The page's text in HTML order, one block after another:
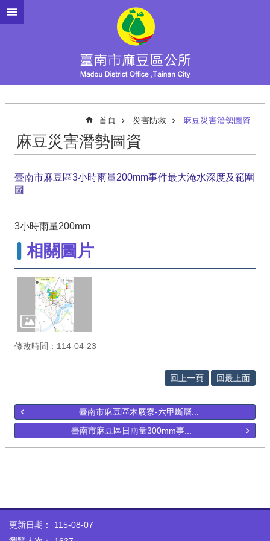
跳到主要內容區塊
首頁 災害防救 麻豆災害潛勢圖資
麻豆災害潛勢圖資
臺南市麻豆區3小時雨量200mm事件最大淹水深度及範圍
圖
3小時雨量200mm
相關圖片
修改時間：114-04-23
回上一頁 回最上面
臺南市麻豆區木屐寮-六甲斷層...
臺南市麻豆區日雨量300mm事...
更新日期：
115-08-07